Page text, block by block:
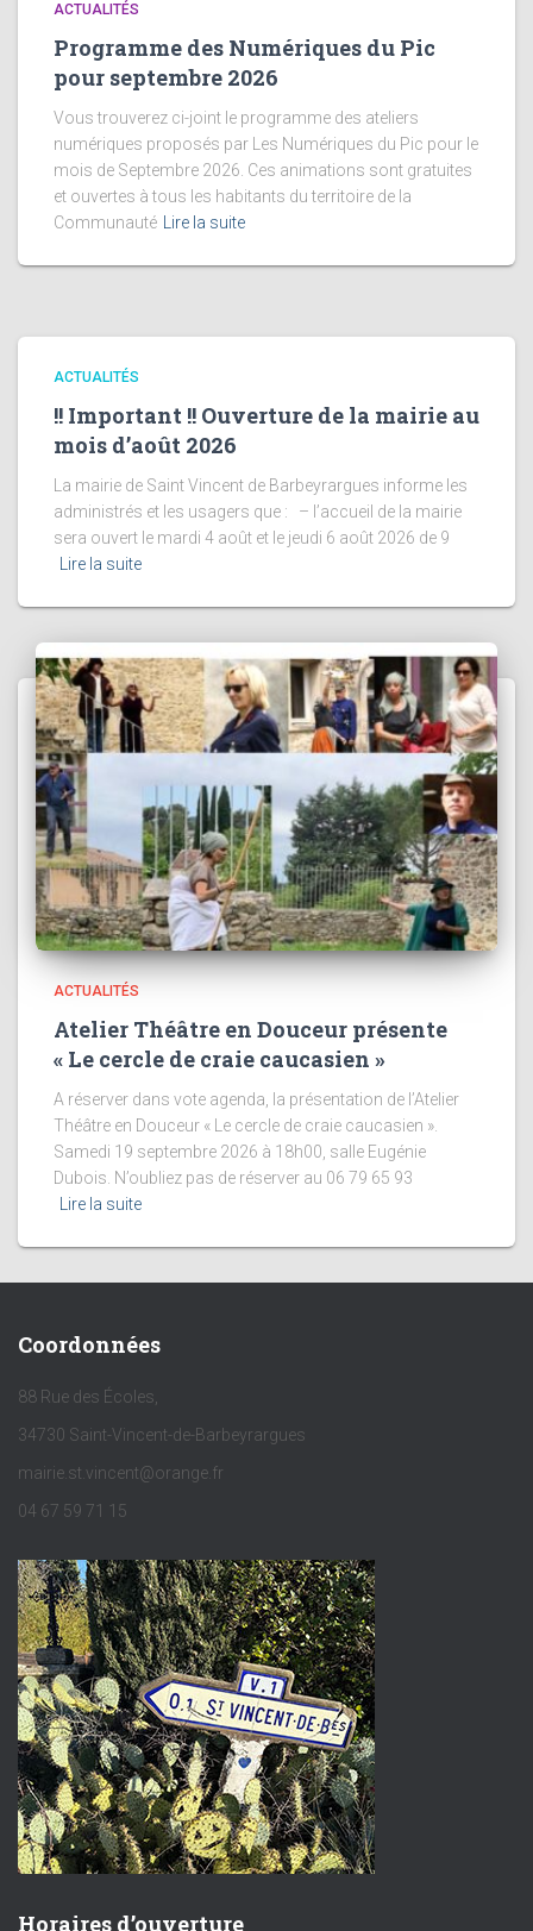
ACTUALITÉS
Programme des Numériques du Pic
pour septembre 2026
Vous trouverez ci-joint le programme des ateliers
numériques proposés par Les Numériques du Pic pour le
mois de Septembre 2026. Ces animations sont gratuites
et ouvertes à tous les habitants du territoire de la
Communauté Lire la suite
ACTUALITÉS
!! Important !! Ouverture de la mairie au
mois d’août 2026
La mairie de Saint Vincent de Barbeyrargues informe les
administrés et les usagers que : – l’accueil de la mairie
sera ouvert le mardi 4 août et le jeudi 6 août 2026 de 9
Lire la suite
ACTUALITÉS
Atelier Théâtre en Douceur présente
« Le cercle de craie caucasien »
A réserver dans vote agenda, la présentation de l’Atelier
Théâtre en Douceur « Le cercle de craie caucasien ».
Samedi 19 septembre 2026 à 18h00, salle Eugénie
Dubois. N’oubliez pas de réserver au 06 79 65 93
Lire la suite
Coordonnées
88 Rue des Écoles,
34730 Saint-Vincent-de-Barbeyrargues
mairie.st.vincent@orange.fr
04 67 59 71 15
Horaires d’ouverture